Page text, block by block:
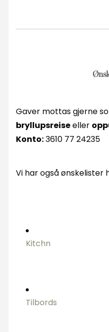
Gaver mottas gjerne
bryllupsreiseeller
Konto:3610 77 24235
Vi har også ønskelister
Kitchn
Tilbords